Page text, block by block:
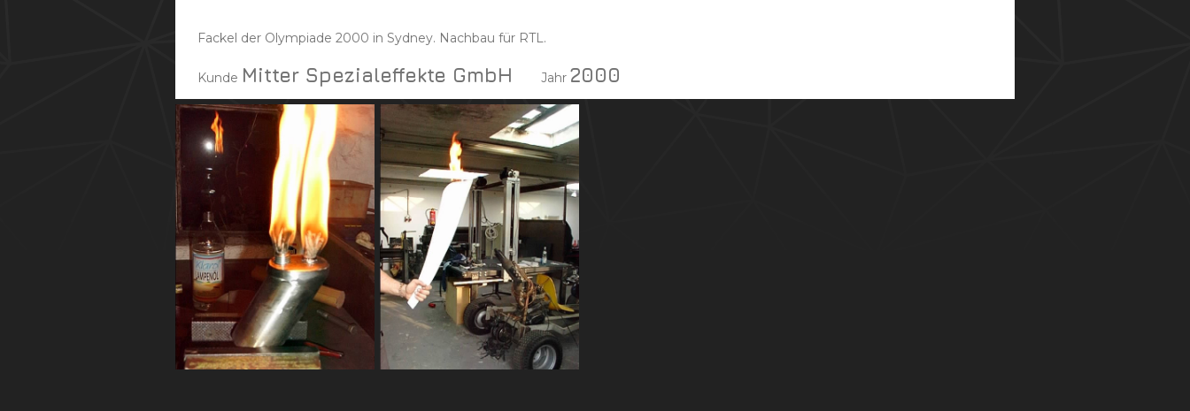
Fackel der Olympiade 2000 in Sydney. Nachbau für RTL.
Kunde Mitter Spezialeffekte GmbH Jahr 2000